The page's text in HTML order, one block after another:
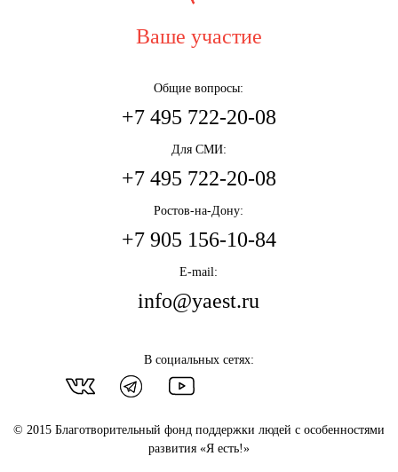
Ваше участие
Общие вопросы:
+7 495 722-20-08
Для СМИ:
+7 495 722-20-08
Ростов-на-Дону:
+7 905 156-10-84
E-mail:
info@yaest.ru
В социальных сетях:
© 2015 Благотворительный фонд поддержки людей с особенностями
развития «Я есть!»